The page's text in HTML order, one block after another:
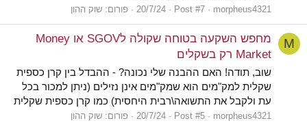
morpheus4321
Post #7
20/7/24 פורום: שוק ההון
M
מחפש השקעה בטוחה שקולה לSGOV או Money
Market רק בשקלים
שוב, תודה! האם ההבנה שלי נכונה? - ההבדל בין קרן כספית
שקלית למק"מים הוא שמק"מים אינן נזילים (ניתן למכור בכל
עת ולקבל את התשואה\רבית היחסית) כמו קרן כספית שקלית
morpheus4321
Post #5
20/7/24 פורום: שוק ההון